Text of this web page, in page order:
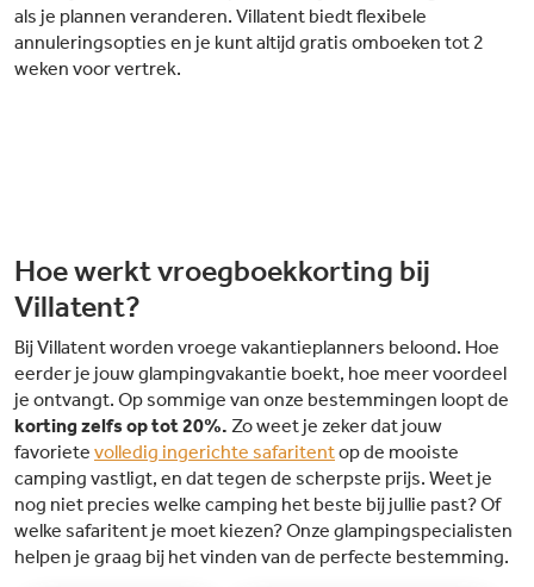
als je plannen veranderen. Villatent biedt flexibele
annuleringsopties en je kunt altijd gratis omboeken tot 2
weken voor vertrek.
Hoe werkt vroegboekkorting bij
Villatent?
Bij Villatent worden vroege vakantieplanners beloond. Hoe
eerder je jouw glampingvakantie boekt, hoe meer voordeel
je ontvangt. Op sommige van onze bestemmingen loopt de
korting zelfs op tot 20%. Zo weet je zeker dat jouw
favoriete volledig ingerichte safaritentop de mooiste
camping vastligt, en dat tegen de scherpste prijs. Weet je
nog niet precies welke camping het beste bij jullie past? Of
welke safaritent je moet kiezen? Onze glampingspecialisten
helpen je graag bij het vinden van de perfecte bestemming.